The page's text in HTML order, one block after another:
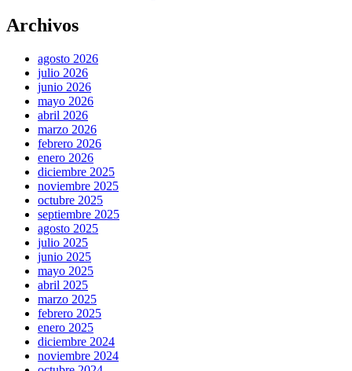
Archivos
agosto 2026
julio 2026
junio 2026
mayo 2026
abril 2026
marzo 2026
febrero 2026
enero 2026
diciembre 2025
noviembre 2025
octubre 2025
septiembre 2025
agosto 2025
julio 2025
junio 2025
mayo 2025
abril 2025
marzo 2025
febrero 2025
enero 2025
diciembre 2024
noviembre 2024